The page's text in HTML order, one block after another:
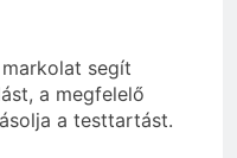
segít
a megfelelő
a testtartást.